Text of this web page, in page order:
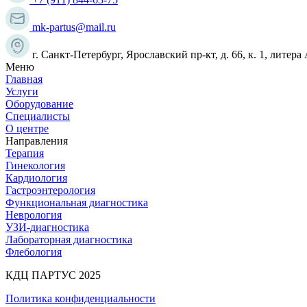
mk-partus@mail.ru
г. Санкт-Петербург, Ярославский пр-кт, д. 66, к. 1, литера
Меню
Главная
Услуги
Оборудование
Специалисты
О центре
Направления
Терапия
Гинекология
Кардиология
Гастроэнтерология
Функциональная диагностика
Неврология
УЗИ-диагностика
Лабораторная диагностика
Флебология
КДЦ ПАРТУС 2025
Политика конфиденциальности